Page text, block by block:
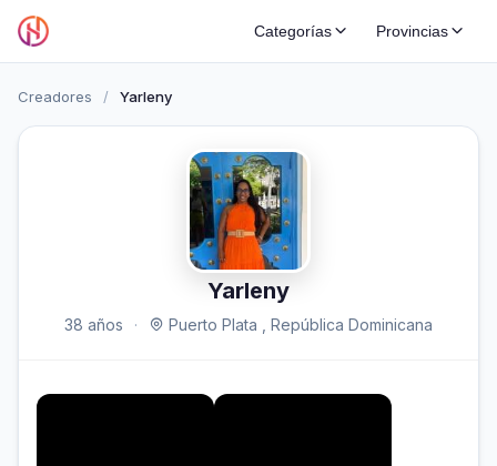
Categorías Provincias
Creadores / Yarleny
Yarleny
38 años · Puerto Plata , República Dominicana